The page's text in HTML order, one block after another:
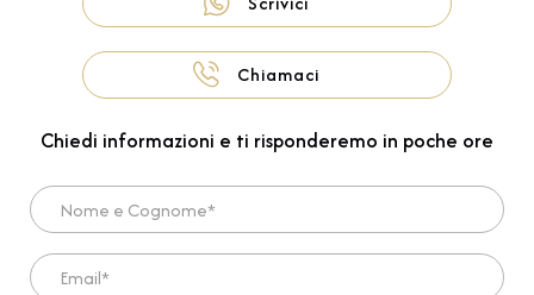
Chiamaci
Chiedi informazioni e ti risponderemo in poche ore
Nome e Cognome*
Email*